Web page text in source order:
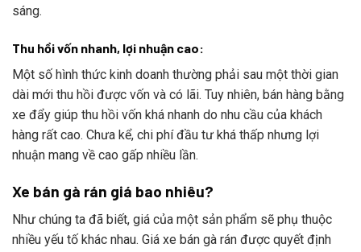
sáng.
Thu hồi vốn nhanh, lợi nhuận cao:
Một số hình thức kinh doanh thường phải sau một thời gian
dài mới thu hồi được vốn và có lãi. Tuy nhiên, bán hàng bằng
xe đẩy giúp thu hồi vốn khá nhanh do nhu cầu của khách
hàng rất cao. Chưa kể, chi phí đầu tư khá thấp nhưng lợi
nhuận mang về cao gấp nhiều lần.
Xe bán gà rán giá bao nhiêu?
Như chúng ta đã biết, giá của một sản phẩm sẽ phụ thuộc
nhiều yếu tố khác nhau. Giá xe bán gà rán được quyết định